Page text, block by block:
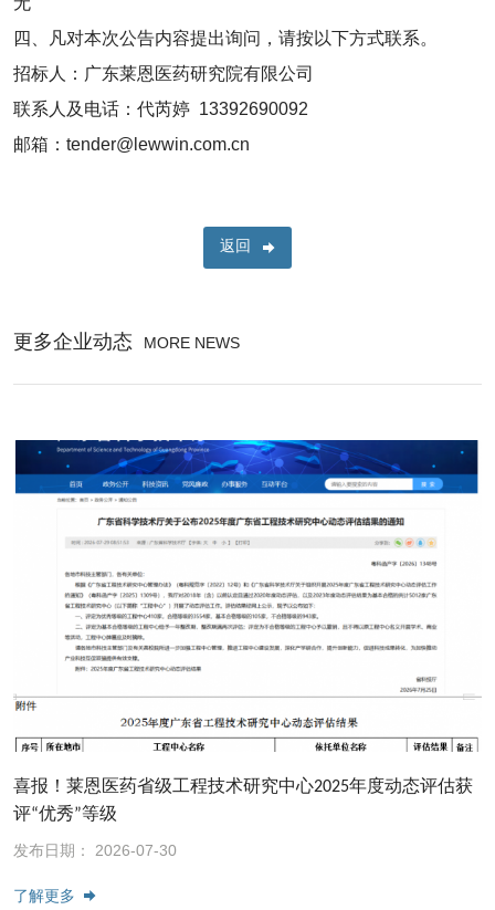
四、凡对本次公告内容提出询问，请按以下方式联系。
招标人：广东莱恩医药研究院有限公司
联系人及电话：代芮婷 13392690092
邮箱：tender@lewwin.com.cn
返回
更多企业动态 MORE NEWS
喜报！莱恩医药省级工程技术研究中心2025年度动态评估获
评“优秀”等级
发布日期： 2026-07-30
了解更多